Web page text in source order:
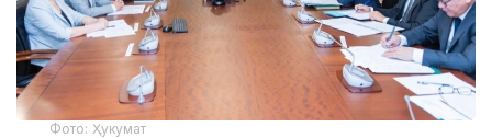
Фото: Ҳукумат